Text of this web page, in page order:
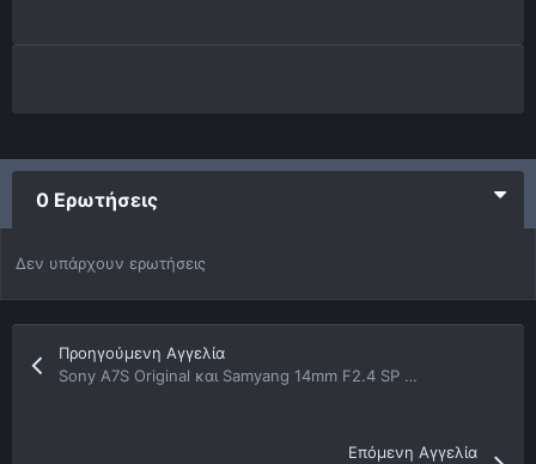
0 Ερωτήσεις
Δεν υπάρχουν ερωτήσεις
Προηγούμενη Αγγελία
Sony A7S Original και Samyang 14mm F2.4 SP (CANON)
Επόμενη Αγγελία